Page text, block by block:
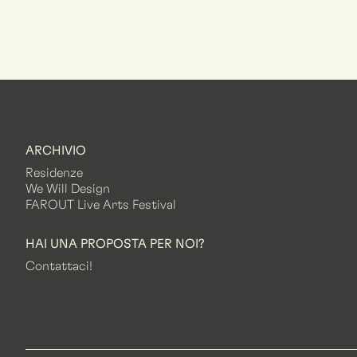
ARCHIVIO
Residenze
We Will Design
FAROUT Live Arts Festival
HAI UNA PROPOSTA PER NOI?
Contattaci!